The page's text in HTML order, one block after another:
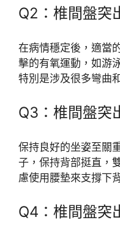
Q2：椎間盤突
在病情穩定後，適當
擊的有氧運動，如游
特別是涉及很多彎曲
Q3：椎間盤突
保持良好的坐姿至關
子，保持背部挺直，
慮使用腰墊來支撐下
Q4：椎間盤突